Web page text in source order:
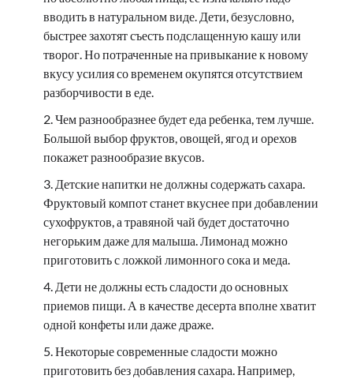
вводить в натуральном виде. Дети, безусловно,
быстрее захотят съесть подслащенную кашу или
творог. Но потраченные на привыкание к новому
вкусу усилия со временем окупятся отсутствием
разборчивости в еде.
Чем разнообразнее будет еда ребенка, тем лучше.
Большой выбор фруктов, овощей, ягод и орехов
покажет разнообразие вкусов.
Детские напитки не должны содержать сахара.
Фруктовый компот станет вкуснее при добавлении
сухофруктов, а травяной чай будет достаточно
негорьким даже для малыша. Лимонад можно
приготовить с ложкой лимонного сока и меда.
Дети не должны есть сладости до основных
приемов пищи. А в качестве десерта вполне хватит
одной конфеты или даже драже.
Некоторые современные сладости можно
приготовить без добавления сахара. Например,